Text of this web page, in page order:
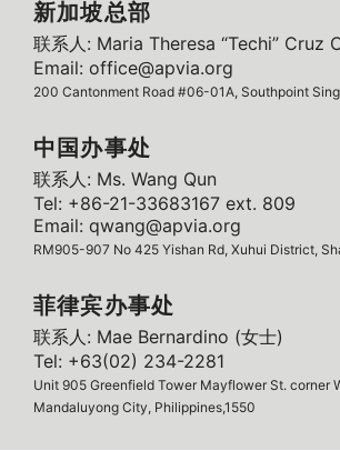
新加坡总部
联系人: Maria Theresa “Techi” Cruz
Email: office@apvia.org
200 Cantonment Road #06-01A, Southpoint
中国办事处
联系人: Ms. Wang Qun
Tel: +86-21-33683167 ext. 809
Email: qwang@apvia.org
RM905-907 No 425 Yishan Rd, Xuhui District,
菲律宾办事处
联系人: Mae Bernardino (女士)
Tel: +63(02) 234-2281
Unit 905 Greenfield Tower Mayflower St. corner
Mandaluyong City, Philippines,1550